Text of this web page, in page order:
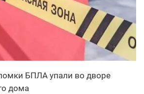
БПЛА упали во дворе
дома